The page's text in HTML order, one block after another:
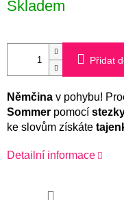
cena:
Skladem
Přidat
Němčina v pohybu!
Sommer pomocí
ke slovům získáte
Detailní informace